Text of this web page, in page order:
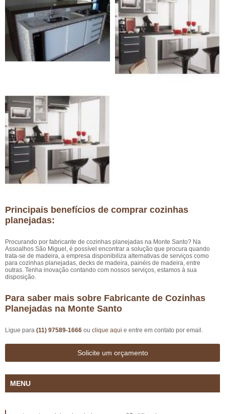
Principais benefícios de comprar cozinhas
planejadas:
Procurando por fabricante de cozinhas planejadas na Monte Santo? Na
Assoalhos São Miguel, é possível encontrar a solução que procura quando
trata-se de madeira, a empresa disponibiliza alternativas de serviços como
para cozinhas planejadas, decks de madeira, painéis de madeira, entre
outras. Tenha inovação contando com nossos serviços, estamos à sua
disposição.
Para saber mais sobre Fabricante de Cozinhas
Planejadas na Monte Santo
Ligue para (11) 97589-1666 ou clique aqui e entre em contato por email.
Solicite um orçamento
MENU